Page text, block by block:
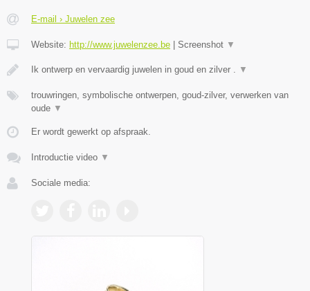
E-mail › Juwelen zee
Website: http://www.juwelenzee.be Screenshot ▼
Ik ontwerp en vervaardig juwelen in goud en zilver . ▼
trouwringen, symbolische ontwerpen, goud-zilver, verwerken van
oude ▼
Er wordt gewerkt op afspraak.
Introductie video ▼
Sociale media: